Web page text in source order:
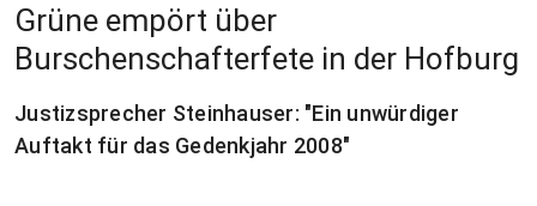
Grüne empört über
Burschenschafterfete in der Hofburg
Justizsprecher Steinhauser: "Ein unwürdiger
Auftakt für das Gedenkjahr 2008"